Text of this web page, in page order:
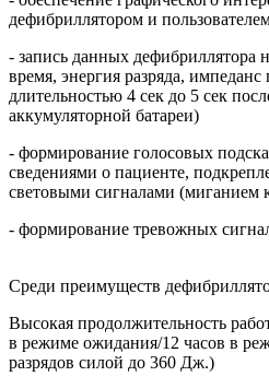
дефибриллятором и
- запись данных дефибриллятора
время, энергия разряда,
длительностью 4 сек до 5 сек
аккумуляторной батареи)
- формирование голосовых
сведениями о пациенте,
световыми сигналами (миганием
- формирование тревожных
Среди преимуществ
Высокая продолжительность
в режиме ожидания/12 часов в
разрядов силой до 360 Дж.)